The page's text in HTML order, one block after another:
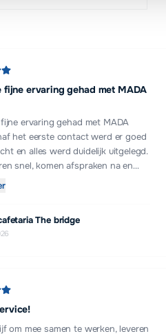
fijne ervaring gehad met MADA
ervaring gehad met MADA
het eerste contact werd er goed
en alles werd duidelijk uitgelegd.
snel, komen afspraken na en
kwaliteit. Wat ik vooral
komen om het nog beter te
geeft vertrouwen. Kortom:
The bridge
om mee samen te werken, leveren